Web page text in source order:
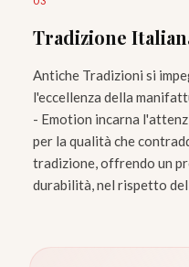
Tradizione
Antiche Tradizioni si
l'eccellenza della
- Emotion incarna
per la qualità che
tradizione, offrendo un
durabilità, nel rispetto